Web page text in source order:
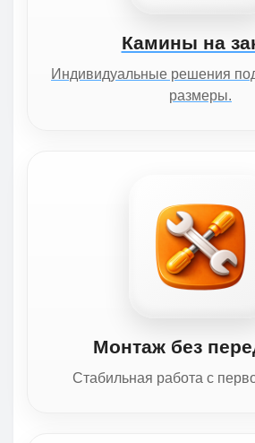
Камины на
Индивидуальные решения
размеры.
Монтаж без
Стабильная работа с